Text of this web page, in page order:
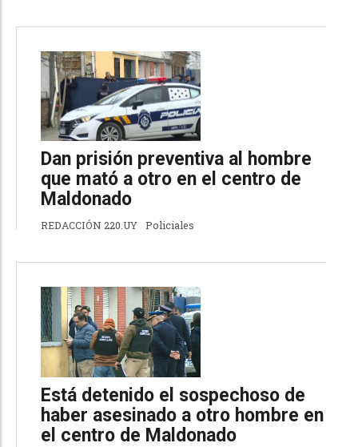
Dan prisión preventiva al hombre
que mató a otro en el centro de
Maldonado
REDACCIÓN 220.UY Policiales
Está detenido el sospechoso de
haber asesinado a otro hombre en
el centro de Maldonado